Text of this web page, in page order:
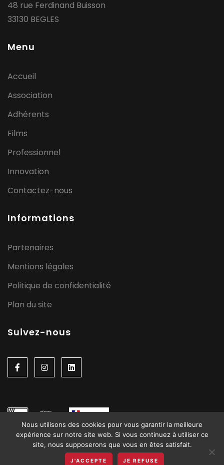
48 rue Ferdinand Buisson
33130 BEGLES
Menu
Accueil
Association
Adhérents
Films
Professionnel
Innovation
Contactez-nous
Informations
Partenaires
Mentions légales
Politique de confidentialité
Plan du site
Suivez-nous
Nous utilisons des cookies pour vous garantir la meilleure
expérience sur notre site web. Si vous continuez à utiliser ce
site, nous supposerons que vous en êtes satisfait.
J'ACCEPTE JE REFUSE